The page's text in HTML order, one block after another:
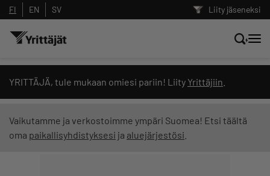
Liity jäseneksi
FI EN SV
YRITTÄJÄ, tule mukaan omiesi pariin! Liity Yrittäjiin
Vaikutamme ja verkostoimme ympäri Suomea! Etsi täältä
oma paikallisyhdistyksesi ja aluejärjestösi
Hae sivustolta tai kysy suoraan
Yrittäjien tekoälyltä